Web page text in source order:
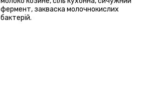
фермент, закваска молочнокислих
бактерій.